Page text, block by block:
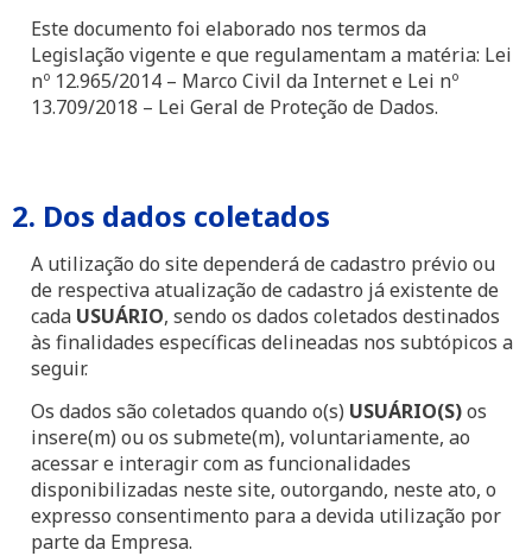
Este documento foi elaborado nos termos da
Legislação vigente e que regulamentam a matéria: Lei
nº 12.965/2014 – Marco Civil da Internet e Lei nº
13.709/2018 – Lei Geral de Proteção de Dados.
2. Dos dados coletados
A utilização do site dependerá de cadastro prévio ou
de respectiva atualização de cadastro já existente de
cada USUÁRIO, sendo os dados coletados destinados
às finalidades específicas delineadas nos subtópicos a
seguir.
Os dados são coletados quando o(s) USUÁRIO(S)os
insere(m) ou os submete(m), voluntariamente, ao
acessar e interagir com as funcionalidades
disponibilizadas neste site, outorgando, neste ato, o
expresso consentimento para a devida utilização por
parte da Empresa.